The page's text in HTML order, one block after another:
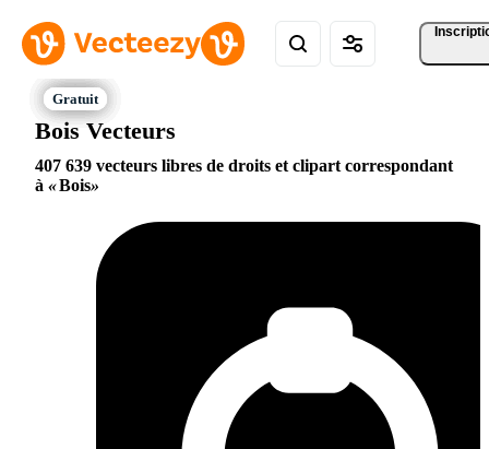
Bois Vecteurs
407 639 vecteurs libres de droits et clipart correspondant
à
Bois